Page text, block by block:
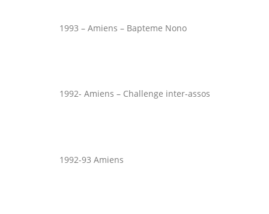
1993 – Amiens – Bapteme Nono
1992- Amiens – Challenge inter-assos
1992-93 Amiens